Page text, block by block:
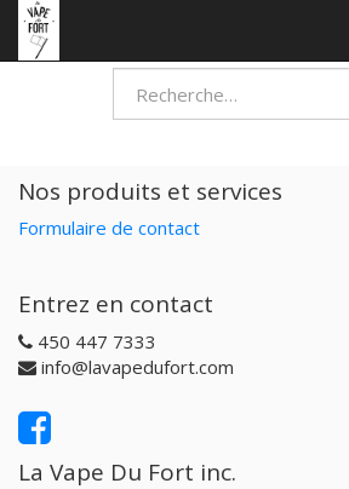
Nos produits et services
Formulaire de contact
Entrez en contact
450 447 7333
info@lavapedufort.com
La Vape Du Fort inc.